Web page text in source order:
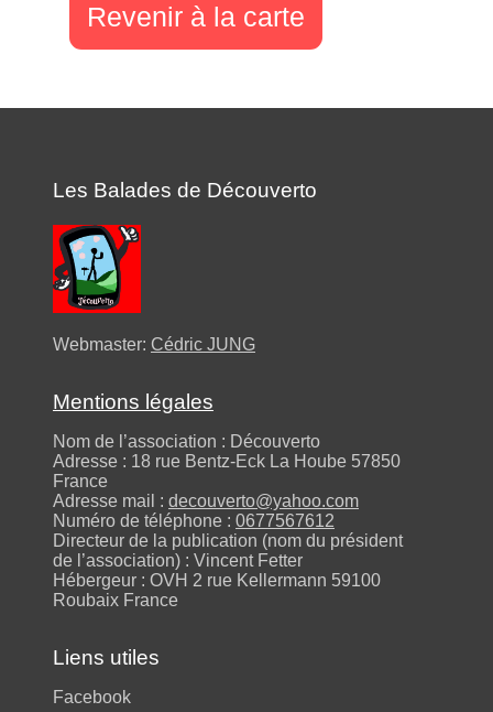
Revenir à la carte
Les Balades de Découverto
Webmaster: Cédric JUNG
Mentions légales
Nom de l’association : Découverto
Adresse : 18 rue Bentz-Eck La Hoube 57850
France
Adresse mail : decouverto@yahoo.com
Numéro de téléphone : 0677567612
Directeur de la publication (nom du président
de l’association) : Vincent Fetter
Hébergeur : OVH 2 rue Kellermann 59100
Roubaix France
Liens utiles
Facebook